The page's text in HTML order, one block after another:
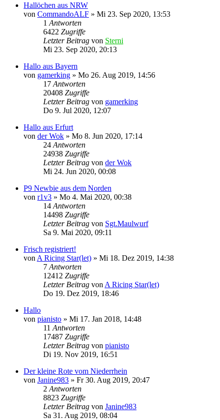
Hallöchen aus NRW
von CommandoALF » Mi 23. Sep 2020, 13:53
1 Antworten
6422 Zugriffe
Letzter Beitrag von Sterni
Mi 23. Sep 2020, 20:13
Hallo aus Bayern
von gamerking » Mo 26. Aug 2019, 14:56
17 Antworten
20408 Zugriffe
Letzter Beitrag von gamerking
Do 9. Jul 2020, 12:07
Hallo aus Erfurt
von der Wok » Mo 8. Jun 2020, 17:14
24 Antworten
24938 Zugriffe
Letzter Beitrag von der Wok
Mi 24. Jun 2020, 00:08
P9 Newbie aus dem Norden
von r1v3 » Mo 4. Mai 2020, 00:38
14 Antworten
14498 Zugriffe
Letzter Beitrag von Sgt.Maulwurf
Sa 9. Mai 2020, 09:11
Frisch registriert!
von A Ricing Star(let) » Mi 18. Dez 2019, 14:38
7 Antworten
12412 Zugriffe
Letzter Beitrag von A Ricing Star(let)
Do 19. Dez 2019, 18:46
Hallo
von pianisto » Mi 17. Jan 2018, 14:48
11 Antworten
17487 Zugriffe
Letzter Beitrag von pianisto
Di 19. Nov 2019, 16:51
Der kleine Rote vom Niederrhein
von Janine983 » Fr 30. Aug 2019, 20:47
2 Antworten
8823 Zugriffe
Letzter Beitrag von Janine983
Sa 31. Aug 2019, 08:04